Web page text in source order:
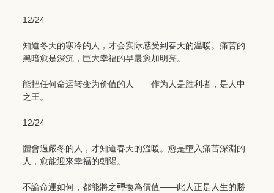
12/24
知道冬天的寒冷的人，才会实际感受到春天的温暖。痛苦的
黑暗愈是深沉，巨大幸福的早晨愈加明亮。
能把任何命运转变为价值的人――作为人是胜利者，是人中
之王。
12/24
體會過嚴冬的人，才知道春天的溫暖。愈是墮入痛苦深淵的
人，愈能迎來幸福的朝陽。
不論命運如何，都能將之𨍭換為價值――此人正是人生的勝